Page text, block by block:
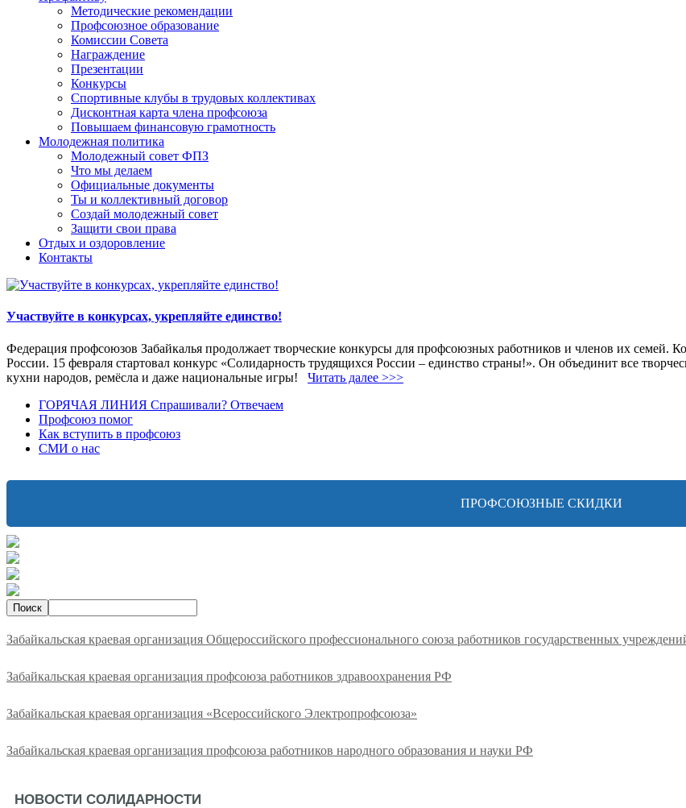
Методические рекомендации
Профсоюзное образование
Комиссии Совета
Награждение
Презентации
Конкурсы
Спортивные клубы в трудовых коллективах
Дисконтная карта члена профсоюза
Повышаем финансовую грамотность
Молодежная политика
Молодежный совет ФПЗ
Что мы делаем
Официальные документы
Ты и коллективный договор
Создай молодежный совет
Защити свои права
Отдых и оздоровление
Контакты
Участвуйте в конкурсах, укрепляйте единство!
Федерация профсоюзов Забайкалья продолжает творческие конкурсы для профсоюзных работников и членов их семей.
России. 15 февраля стартовал конкурс «Солидарность трудящихся России – единство страны!». Он объединит все
кухни народов, ремёсла и даже национальные игры! Читать далее >>>
ГОРЯЧАЯ ЛИНИЯ Спрашивали? Отвечаем
Профсоюз помог
Как вступить в профсоюз
СМИ о нас
ПРОФСОЮЗНЫЕ СКИДКИ
Забайкальская краевая организация Общероссийского профессионального союза работников государственных
Забайкальская краевая организация профсоюза работников здравоохранения РФ
Забайкальская краевая организация «Всероссийского Электропрофсоюза»
Забайкальская краевая организация профсоюза работников народного образования и науки РФ
НОВОСТИ СОЛИДАРНОСТИ